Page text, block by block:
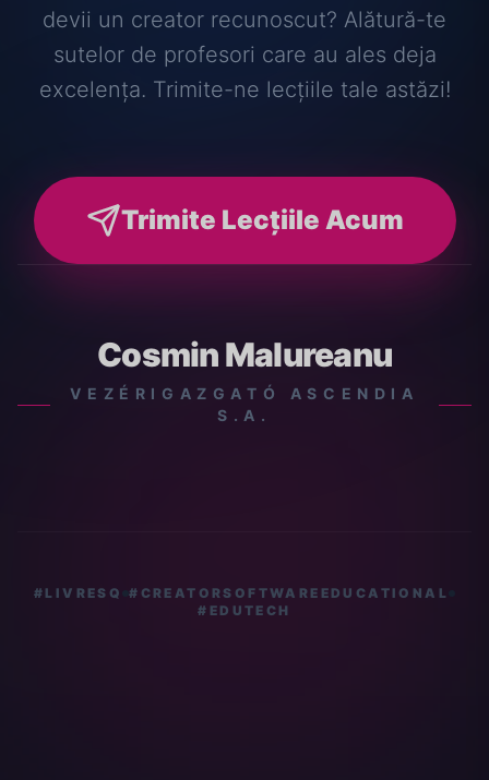
devii un creator recunoscut? Alătură-te
sutelor de profesori care au ales deja
excelența. Trimite-ne lecțiile tale astăzi!
Trimite Lecțiile Acum
Cosmin Malureanu
VEZÉRIGAZGATÓ ASCENDIA
S.A.
#LIVRESQ
#CREATORSOFTWAREEDUCATIONAL
#EDUTECH